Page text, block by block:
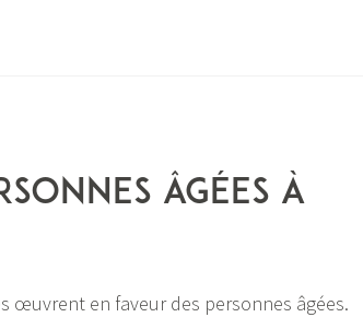
âgées à
œuvrent en faveur des personnes âgées.